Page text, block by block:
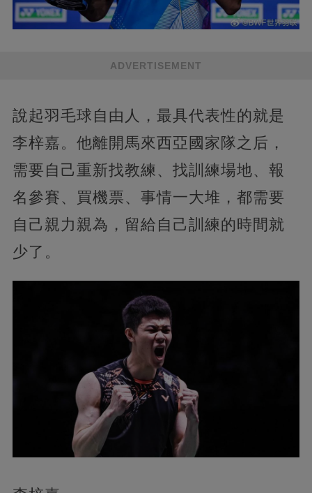
ADVERTISEMENT
說起羽毛球自由人，最具代表性的就是
李梓嘉。他離開馬來西亞國家隊之后，
需要自己重新找教練、找訓練場地、報
名參賽、買機票、事情一大堆，都需要
自己親力親為，留給自己訓練的時間就
少了。